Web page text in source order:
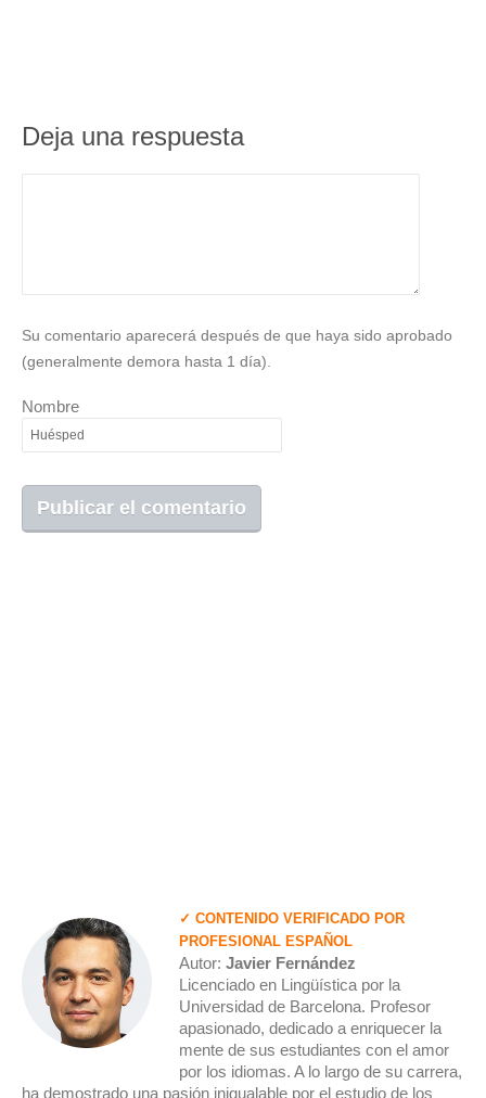
Deja una respuesta
Su comentario aparecerá después de que haya sido aprobado
(generalmente demora hasta 1 día).
Nombre
✓ CONTENIDO VERIFICADO POR
PROFESIONAL ESPAÑOL
Autor: Javier Fernández
Licenciado en Lingüística por la
Universidad de Barcelona. Profesor
apasionado, dedicado a enriquecer la
mente de sus estudiantes con el amor
por los idiomas. A lo largo de su carrera,
ha demostrado una pasión inigualable por el estudio de los